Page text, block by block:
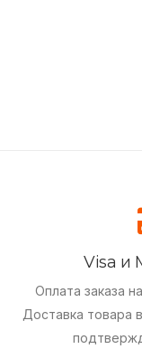
Visa и
Оплата заказа
Доставка товара